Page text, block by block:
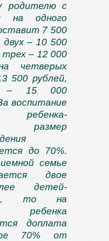
родителю с
на одного
7 500
двух – 10 500
трех – 12 000
четверых
500 рублей,
– 15 000
воспитание
ребенка-
размер
до 70%.
семье
двое
детей-
то на
ребенка
доплата
70% от